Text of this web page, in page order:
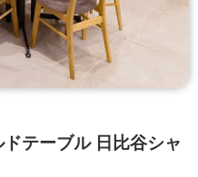
テーブル 日比谷シャ